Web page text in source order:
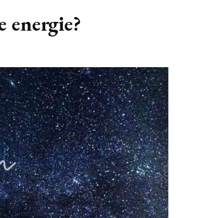
(BULLET) JOURNALLING
DUURZAAMHEID
WILDPLUKKEN
INTERVIEWS
NIEUWS
SAMENWERKEN
CONTACT